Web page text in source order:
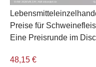
Preise für
Eine Preisrunde im
48,15 €